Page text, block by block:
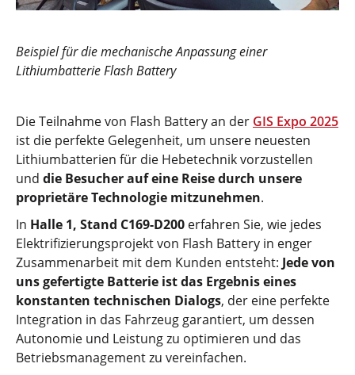
Beispiel für die mechanische Anpassung einer
Lithiumbatterie Flash Battery
Die Teilnahme von Flash Battery an der GIS Expo 2025
ist die perfekte Gelegenheit, um unsere neuesten
Lithiumbatterien für die Hebetechnik vorzustellen
und die Besucher auf eine Reise durch unsere
proprietäre Technologie mitzunehmen.
In Halle 1, Stand C169-D200 erfahren Sie, wie jedes
Elektrifizierungsprojekt von Flash Battery in enger
Zusammenarbeit mit dem Kunden entsteht: Jede von
uns gefertigte Batterie ist das Ergebnis eines
konstanten technischen Dialogs, der eine perfekte
Integration in das Fahrzeug garantiert, um dessen
Autonomie und Leistung zu optimieren und das
Betriebsmanagement zu vereinfachen.